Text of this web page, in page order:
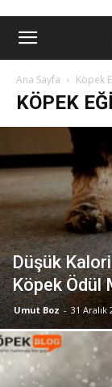
Ana Sayfa Köpek
KÖPEK
Düşük
Köpek Ödül
Umut Boz - 31 Aralık